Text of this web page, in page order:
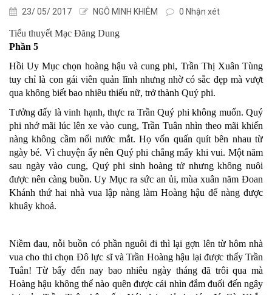
23/ 05/ 2017 NGÔ MINH KHIÊM 0 Nhận xét
Tiểu thuyết Mạc Đăng Dung
Phần 5
Hồi Uy Mục chọn hoàng hậu và cung phi, Trần Thị Xuân Tùng
tuy chỉ là con gái viên quản lĩnh nhưng nhờ có sắc đẹp mà vượt
qua không biết bao nhiêu thiếu nữ, trở thành Quý phi.
Tưởng đấy là vinh hạnh, thực ra Trần Quý phi không muốn. Quý
phi nhớ mãi lúc lên xe vào cung, Trần Tuân nhìn theo mãi khiến
nàng không cầm nổi nước mắt. Họ vốn quấn quít bên nhau từ
ngày bé. Vì chuyện ấy nên Quý phi chẳng mấy khi vui. Một năm
sau ngày vào cung, Quý phi sinh hoàng tử nhưng không nuôi
được nên càng buồn. Uy Mục ra sức an ủi, mùa xuân năm Đoan
Khánh thứ hai nhà vua lập nàng làm Hoàng hậu để nàng được
khuây khoả.
Niềm đau, nỗi buồn có phần nguôi đi thì lại gợn lên từ hôm nhà
vua cho thi chọn Đô lực sĩ và Trần Hoàng hậu lại được thấy Trần
Tuân! Từ bấy đến nay bao nhiêu ngày tháng đã trôi qua mà
Hoàng hậu không thể nào quên được cái nhìn đắm đuối đến ngây